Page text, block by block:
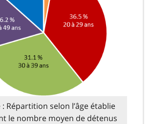
Répartition selon l’âge établie
le nombre moyen de détenus